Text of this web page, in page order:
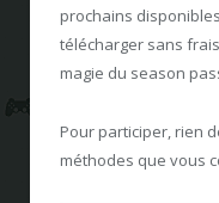
prochains
télécharger sans
magie du season
Pour participer, rien
méthodes que vous